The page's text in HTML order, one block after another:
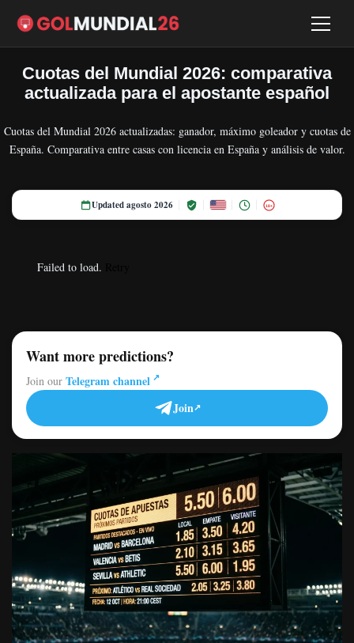
Cuotas del Mundial 2026: comparativa
actualizada para el apostante español
Cuotas del Mundial 2026 actualizadas: ganador, máximo goleador y cuotas de
España. Comparativa entre casas con licencia en España y análisis de valor.
Updated agosto 2026 18+
Failed to load.
Want more predictions?
Join our Telegram channel
Join